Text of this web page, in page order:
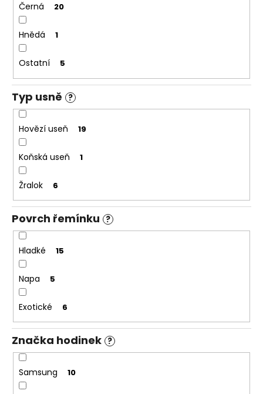
Černá 20
Hnědá 1
Ostatní 5
Typ usně ?
Hovězí useň 19
Koňská useň 1
Žralok 6
Povrch řemínku ?
Hladké 15
Napa 5
Exotické 6
Značka hodinek ?
Samsung 10
D
o
p
o
u
č
u
m